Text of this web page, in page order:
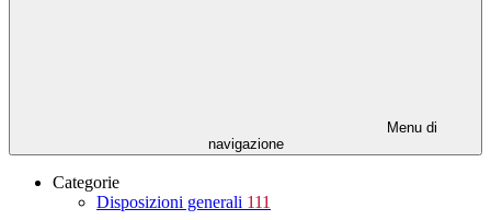
Menu di
navigazione
Categorie
Disposizioni generali 111